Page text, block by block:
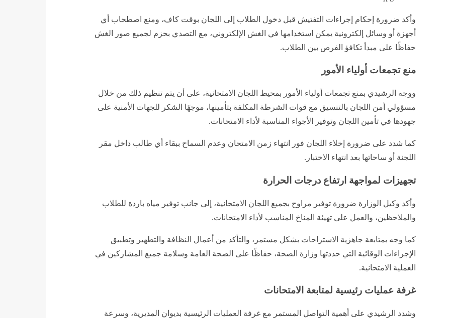
وأكد ضرورة إحكام إجراءات التفتيش قبل دخول الطلاب إلى اللجان بوقت كاف، ومنع اصطحاب أي
أجهزة أو وسائل إلكترونية يمكن استخدامها في الغش الإلكتروني، مع التصدي بحزم لجميع صور الغش
حفاظًا على مبدأ تكافؤ الفرص بين الطلاب.
منع تجمعات أولياء الأمور
ووجه الرشيدي بمنع تجمعات أولياء الأمور بمحيط اللجان الامتحانية، على أن يتم تنظيم ذلك من خلال
مسؤولي أمن اللجان بالتنسيق مع قوات الشرطة المكلفة بتأمينها، موجهًا الشكر للجهات الأمنية على
جهودها في تأمين اللجان وتوفير الأجواء المناسبة لأداء الامتحانات.
كما شدد على ضرورة إخلاء اللجان فور انتهاء زمن الامتحان وعدم السماح ببقاء أي طالب داخل مقر
اللجنة أو ساحاتها بعد انتهاء الاختبار.
تجهيزات لمواجهة ارتفاع درجات الحرارة
وأكد وكيل الوزارة ضرورة توفير مراوح بجميع اللجان الامتحانية، إلى جانب توفير مياه باردة للطلاب
والملاحظين، والعمل على تهيئة المناخ المناسب لأداء الامتحانات.
كما وجه بمتابعة جاهزية الاستراحات بشكل مستمر، والتأكد من أعمال النظافة والتطهير وتطبيق
الإجراءات الوقائية التي حددتها وزارة الصحة، حفاظًا على الصحة العامة وسلامة جميع المشاركين في
العملية الامتحانية.
غرفة عمليات رئيسية لمتابعة الامتحانات
وشدد الرشيدي على أهمية التواصل المستمر مع غرفة العمليات الرئيسية بديوان المديرية، وسرعة